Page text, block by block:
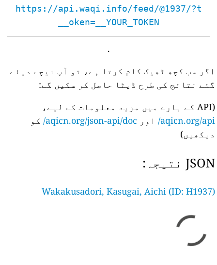
https://api.waqi.info/feed/@1937/?t
oken=__YOUR_TOKEN__
.
اگر سب کچھ ٹھیک کام کرتا ہے، تو آپ نیچے دیئے
گئے نتائج کی طرح ڈیٹا حاصل کر سکیں گے:
(API کے بارے میں مزید معلومات کے لیے،
aqicn.org/api/
اور aqicn.org/json-api/doc/ کو
دیکھیں)
JSON نتیجہ:
Wakakusadori, Kasugai, Aichi (ID: H1937)